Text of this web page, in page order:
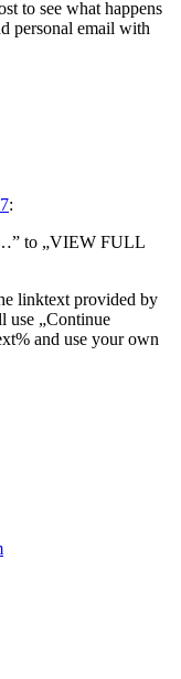
to see what happens
personal email with
:
to „VIEW FULL
linktext provided by
use „Continue
and use your own